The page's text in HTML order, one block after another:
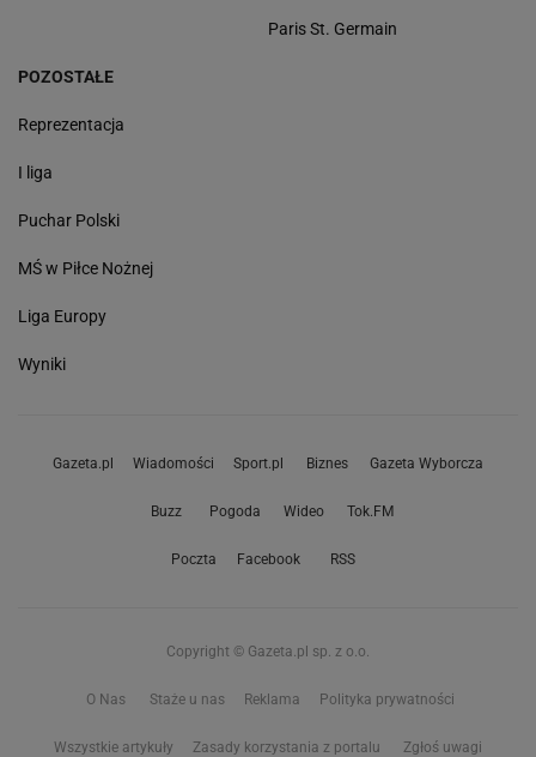
Paris St. Germain
POZOSTAŁE
Reprezentacja
I liga
Puchar Polski
MŚ w Piłce Nożnej
Liga Europy
Wyniki
Gazeta.pl Wiadomości Sport.pl Biznes Gazeta Wyborcza
Buzz Pogoda Wideo Tok.FM
Poczta Facebook RSS
Copyright © Gazeta.pl sp. z o.o.
O Nas Staże u nas Reklama Polityka prywatności
Wszystkie artykuły Zasady korzystania z portalu Zgłoś uwagi